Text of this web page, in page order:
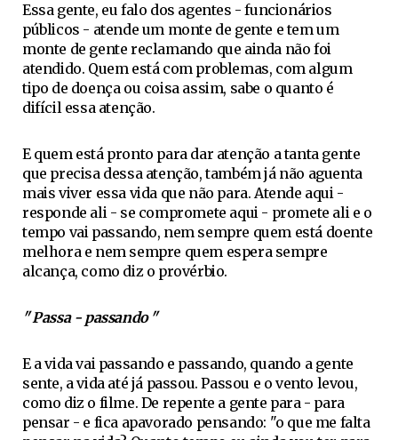
Essa gente, eu falo dos agentes - funcionários
públicos - atende um monte de gente e tem um
monte de gente reclamando que ainda não foi
atendido. Quem está com problemas, com algum
tipo de doença ou coisa assim, sabe o quanto é
difícil essa atenção.
E quem está pronto para dar atenção a tanta gente
que precisa dessa atenção, também já não aguenta
mais viver essa vida que não para. Atende aqui -
responde ali - se compromete aqui - promete ali e o
tempo vai passando, nem sempre quem está doente
melhora e nem sempre quem espera sempre
alcança, como diz o provérbio.
" Passa - passando "
E a vida vai passando e passando, quando a gente
sente, a vida até já passou. Passou e o vento levou,
como diz o filme. De repente a gente para - para
pensar - e fica apavorado pensando: "o que me falta